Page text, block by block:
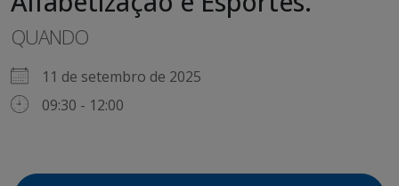
QUANDO
11 de setembro de 2025
09:30 - 12:00